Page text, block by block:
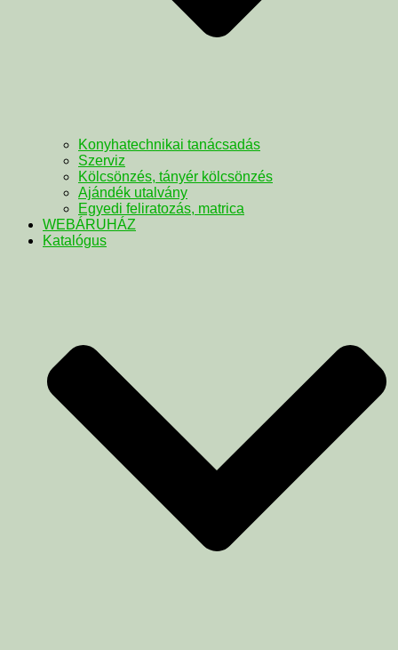
Konyhatechnikai tanácsadás
Szerviz
Kölcsönzés, tányér kölcsönzés
Ajándék utalvány
Egyedi feliratozás, matrica
WEBÁRUHÁZ
Katalógus